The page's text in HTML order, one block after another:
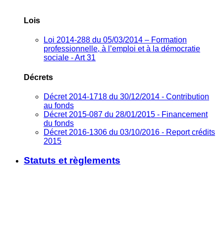
Lois
Loi 2014-288 du 05/03/2014 – Formation
professionnelle, à l’emploi et à la démocratie
sociale - Art 31
Décrets
Décret 2014-1718 du 30/12/2014 - Contribution
au fonds
Décret 2015-087 du 28/01/2015 - Financement
du fonds
Décret 2016-1306 du 03/10/2016 - Report crédits
2015
Statuts et règlements